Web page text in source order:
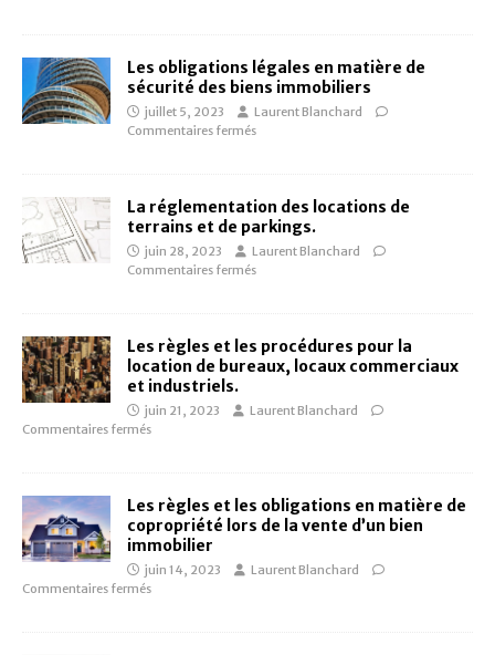
Les obligations légales en matière de
sécurité des biens immobiliers
juillet 5, 2023
Laurent Blanchard
Commentaires fermés
La réglementation des locations de
terrains et de parkings.
juin 28, 2023
Laurent Blanchard
Commentaires fermés
Les règles et les procédures pour la
location de bureaux, locaux commerciaux
et industriels.
juin 21, 2023
Laurent Blanchard
Commentaires fermés
Les règles et les obligations en matière de
copropriété lors de la vente d’un bien
immobilier
juin 14, 2023
Laurent Blanchard
Commentaires fermés